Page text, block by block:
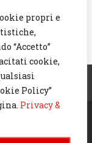
propri e
“Accetto”
cookie,
Policy”
Privacy &